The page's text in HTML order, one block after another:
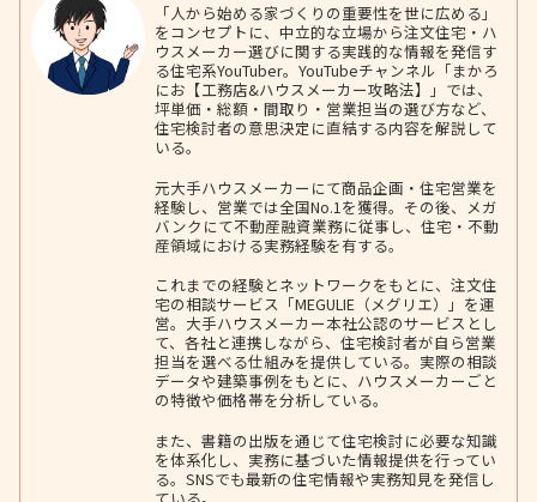
「人から始める家づくりの重要性を世に広める」
をコンセプトに、中立的な立場から注文住宅・ハ
ウスメーカー選びに関する実践的な情報を発信す
る住宅系YouTuber。YouTubeチャンネル「まかろ
にお【工務店&ハウスメーカー攻略法】」では、
坪単価・総額・間取り・営業担当の選び方など、
住宅検討者の意思決定に直結する内容を解説して
いる。
元大手ハウスメーカーにて商品企画・住宅営業を
経験し、営業では全国No.1を獲得。その後、メガ
バンクにて不動産融資業務に従事し、住宅・不動
産領域における実務経験を有する。
これまでの経験とネットワークをもとに、注文住
宅の相談サービス「MEGULIE（メグリエ）」を運
営。大手ハウスメーカー本社公認のサービスとし
て、各社と連携しながら、住宅検討者が自ら営業
担当を選べる仕組みを提供している。実際の相談
データや建築事例をもとに、ハウスメーカーごと
の特徴や価格帯を分析している。
また、書籍の出版を通じて住宅検討に必要な知識
を体系化し、実務に基づいた情報提供を行ってい
る。SNSでも最新の住宅情報や実務知見を発信し
ている。